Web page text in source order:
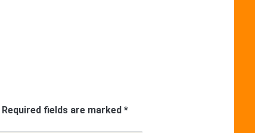
Required fields are marked*